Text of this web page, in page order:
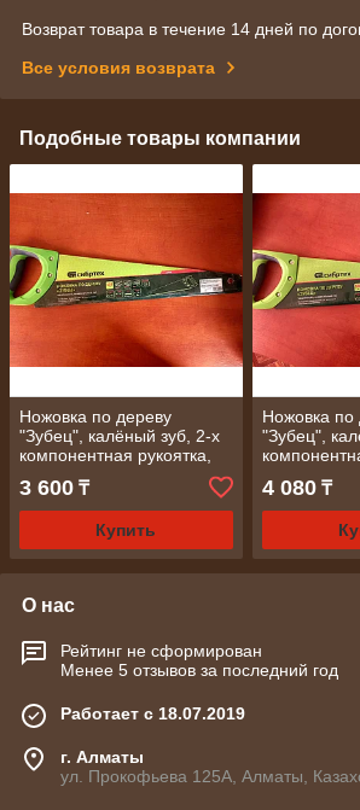
Возврат товара в течение 14 дней по
Все условия возврата
Подобные товары компании
Ножовка по дереву
"Зубец", калёный зуб, 2-х
компонентная рукоятка,
450 мм, 7-8 TPI, зуб 2D/
СИБРТЕХ
3 600 ₸
Купить
Ножовка по
"Зубец",
500 мм, 7-8
СИБРТЕХ
4 080₸
О нас
Рейтинг не сформирован
Менее 5 отзывов за последний год
Работает с 18.07.2019
г. Алматы
ул. Прокофьева 125А, Алматы,